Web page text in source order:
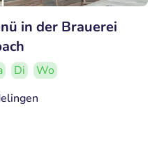
in der Brauerei
Di
Wo